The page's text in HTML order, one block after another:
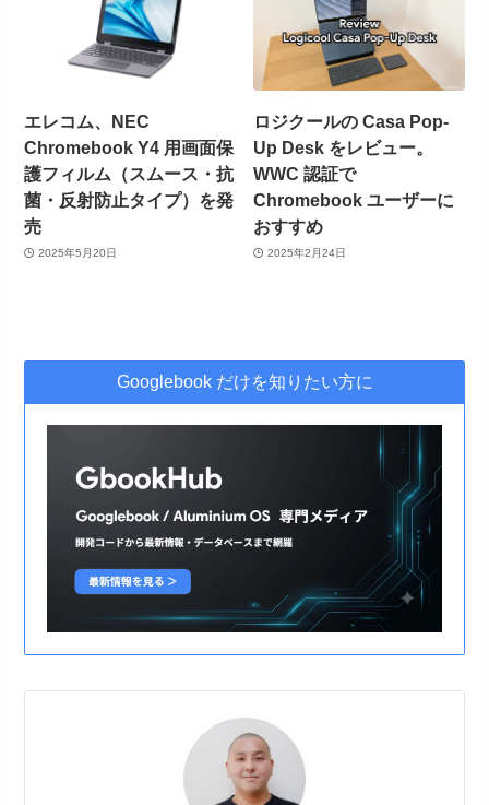
エレコム、NEC
Chromebook Y4 用画面保
護フィルム（スムース・抗
菌・反射防止タイプ）を発
売
2025年5月20日
ロジクールの Casa Pop-
Up Desk をレビュー。
WWC 認証で
Chromebook ユーザーに
おすすめ
2025年2月24日
Googlebook だけを知りたい方に